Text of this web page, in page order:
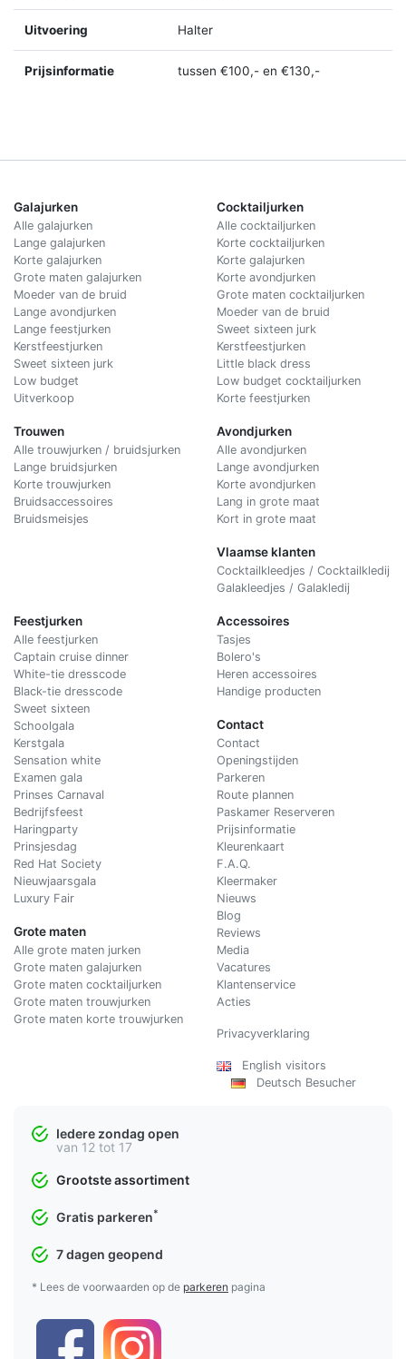
Uitvoering Halter
Prijsinformatie tussen €100,- en €130,-
Galajurken
Alle galajurken
Lange galajurken
Korte galajurken
Grote maten galajurken
Moeder van de bruid
Lange avondjurken
Lange feestjurken
Kerstfeestjurken
Sweet sixteen jurk
Low budget
Uitverkoop
Trouwen
Alle trouwjurken / bruidsjurken
Lange bruidsjurken
Korte trouwjurken
Bruidsaccessoires
Bruidsmeisjes
Cocktailjurken
Alle cocktailjurken
Korte cocktailjurken
Korte galajurken
Korte avondjurken
Grote maten cocktailjurken
Moeder van de bruid
Sweet sixteen jurk
Kerstfeestjurken
Little black dress
Low budget cocktailjurken
Korte feestjurken
Avondjurken
Alle avondjurken
Lange avondjurken
Korte avondjurken
Lang in grote maat
Kort in grote maat
Vlaamse klanten
Cocktailkleedjes / Cocktailkledij
Galakleedjes / Galakledij
Feestjurken
Alle feestjurken
Captain cruise dinner
White-tie dresscode
Black-tie dresscode
Sweet sixteen
Schoolgala
Kerstgala
Sensation white
Examen gala
Prinses Carnaval
Bedrijfsfeest
Haringparty
Prinsjesdag
Red Hat Society
Nieuwjaarsgala
Luxury Fair
Grote maten
Alle grote maten jurken
Grote maten galajurken
Grote maten cocktailjurken
Grote maten trouwjurken
Grote maten korte trouwjurken
Accessoires
Tasjes
Bolero's
Heren accessoires
Handige producten
Contact
Contact
Openingstijden
Parkeren
Route plannen
Paskamer Reserveren
Prijsinformatie
Kleurenkaart
F.A.Q.
Kleermaker
Nieuws
Blog
Reviews
Media
Vacatures
Klantenservice
Acties
Privacyverklaring
English visitors
Deutsch Besucher
Iedere zondag open
van 12 tot 17
Grootste assortiment
Gratis parkeren*
7 dagen geopend
* Lees de voorwaarden op de parkeren pagina